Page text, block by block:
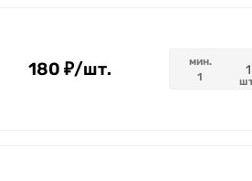
180 ₽/шт.
мин.
1